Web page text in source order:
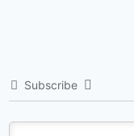
Subscribe